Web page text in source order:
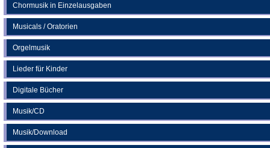
Chormusik in Einzelausgaben
Musicals / Oratorien
Orgelmusik
Lieder für Kinder
Digitale Bücher
Musik/CD
Musik/Download